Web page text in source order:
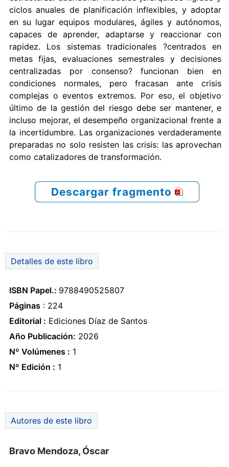
ciclos anuales de planificación inflexibles, y adoptar
en su lugar equipos modulares, ágiles y autónomos,
capaces de aprender, adaptarse y reaccionar con
rapidez. Los sistemas tradicionales ?centrados en
metas fijas, evaluaciones semestrales y decisiones
centralizadas por consenso? funcionan bien en
condiciones normales, pero fracasan ante crisis
complejas o eventos extremos. Por eso, el objetivo
último de la gestión del riesgo debe ser mantener, e
incluso mejorar, el desempeño organizacional frente a
la incertidumbre. Las organizaciones verdaderamente
preparadas no solo resisten las crisis: las aprovechan
como catalizadores de transformación.
Descargar fragmento
Detalles de este libro
ISBN Papel.: 9788490525807
Páginas : 224
Editorial : Ediciones Díaz de Santos
Año Publicación: 2026
Nº Volúmenes : 1
Nº Edición : 1
Autores de este libro
Bravo Mendoza, Óscar